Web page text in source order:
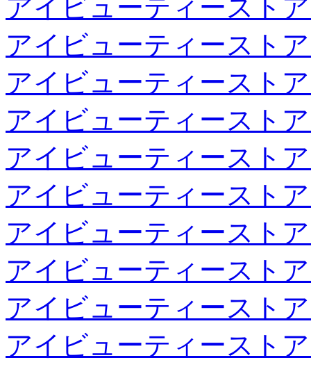
アイビューティースト
アイビューティースト
アイビューティースト
アイビューティースト
アイビューティースト
アイビューティースト
アイビューティースト
アイビューティースト
アイビューティースト
アイビューティースト